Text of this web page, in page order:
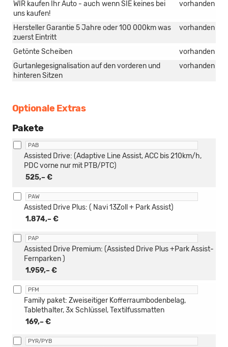
WIR kaufen Ihr Auto - auch wenn SIE keines bei
uns kaufen!
vorhanden
Hersteller Garantie 5 Jahre oder 100 000km was
zuerst Eintritt
vorhanden
Getönte Scheiben
vorhanden
Gurtanlegesignalisation auf den vorderen und
hinteren Sitzen
vorhanden
Optionale Extras
Pakete
PAB
525,– €
Assisted Drive: (Adaptive Line Assist, ACC bis 210km/h,
PDC vorne nur mit PTB/PTC)
PAW
1.874,– €
Assisted Drive Plus: ( Navi 13Zoll + Park Assist)
PAP
1.959,– €
Assisted Drive Premium: (Assisted Drive Plus +Park Assist-
Fernparken )
PFM
169,– €
Family paket: Zweiseitiger Kofferraumbodenbelag,
Tablethalter, 3x Schlüssel, Textilfussmatten
PYR/PYB